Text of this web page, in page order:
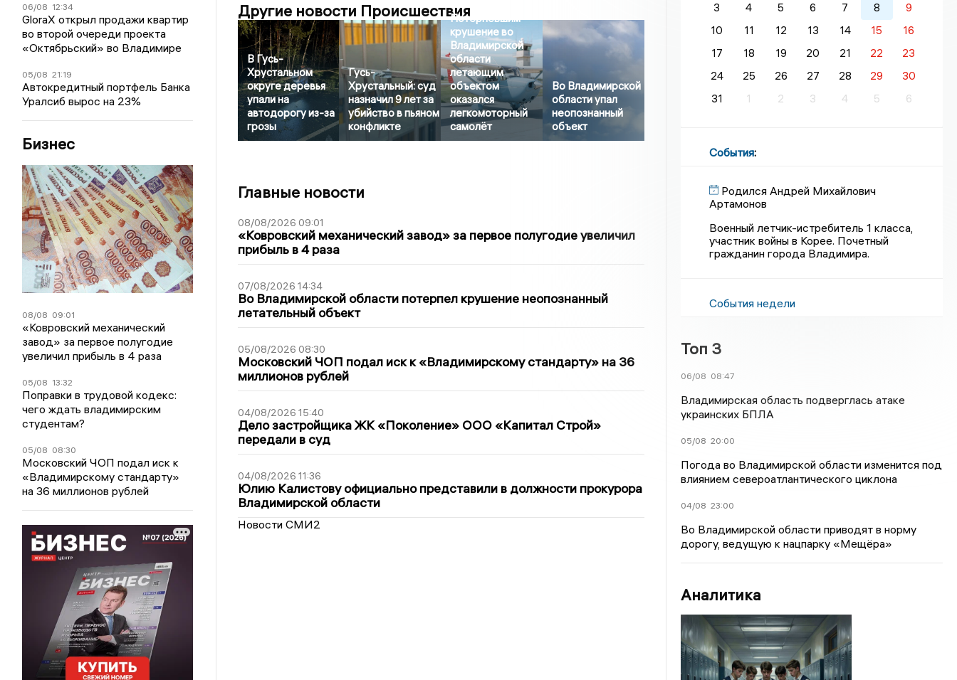
06/08 12:34
GloraX открыл продажи квартир
во второй очереди проекта
«Октябрьский» во Владимире
05/08 21:19
Автокредитный портфель Банка
Уралсиб вырос на 23%
Бизнес
08/08 09:01
«Ковровский механический
завод» за первое полугодие
увеличил прибыль в 4 раза
05/08 13:32
Поправки в трудовой кодекс:
чего ждать владимирским
студентам?
05/08 08:30
Московский ЧОП подал иск к
«Владимирскому стандарту»
на 36 миллионов рублей
Другие новости Происшествия
В Гусь-
Хрустальном
округе деревья
упали на
автодорогу из-за
грозы
Гусь-
Хрустальный: суд
назначил 9 лет за
убийство в пьяном
конфликте
Потерпевшим
крушение во
Владимирской
области
летающим
объектом
оказался
легкомоторный
самолёт
Во Владимирской
области упал
неопознанный
объект
Главные новости
08/08/2026 09:01
«Ковровский механический завод» за первое полугодие увеличил
прибыль в 4 раза
07/08/2026 14:34
Во Владимирской области потерпел крушение неопознанный
летательный объект
05/08/2026 08:30
Московский ЧОП подал иск к «Владимирскому стандарту» на 36
миллионов рублей
04/08/2026 15:40
Дело застройщика ЖК «Поколение» ООО «Капитал Строй»
передали в суд
04/08/2026 11:36
Юлию Калистову официально представили в должности прокурора
Владимирской области
Новости СМИ2
3
4 5 6 7 8
9
10
11 12 13 14 15
16
17
18 19 20 21 22
23
24
25 26 27 28 29
30
31
1 2 3 4 5 6
События:
Родился Андрей Михайлович
Артамонов
Военный летчик-истребитель 1 класса,
участник войны в Корее. Почетный
гражданин города Владимира.
События недели
Топ 3
06/08 08:47
Владимирская область подверглась атаке
украинских БПЛА
05/08 20:00
Погода во Владимирской области изменится под
влиянием североатлантического циклона
04/08 23:00
Во Владимирской области приводят в норму
дорогу, ведущую к нацпарку «Мещёра»
Аналитика